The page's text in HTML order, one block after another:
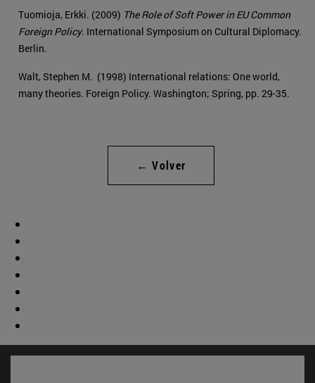
Tuomioja, Erkki. (2009) The Role of Soft Power in EU Common
Foreign Policy. International Symposium on Cultural Diplomacy.
Berlin.
Walt, Stephen M. (1998) International relations: One world,
many theories. Foreign Policy. Washington; Spring, pp. 29-35.
← Volver